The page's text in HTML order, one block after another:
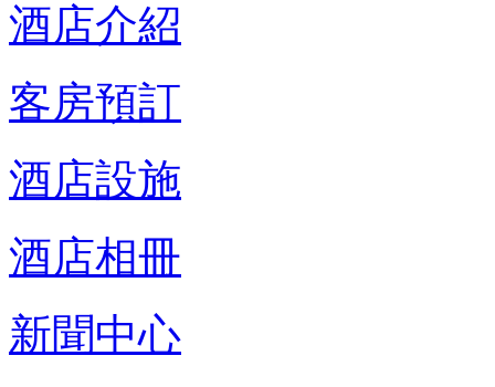
酒店介紹
客房預訂
酒店設施
酒店相冊
新聞中心